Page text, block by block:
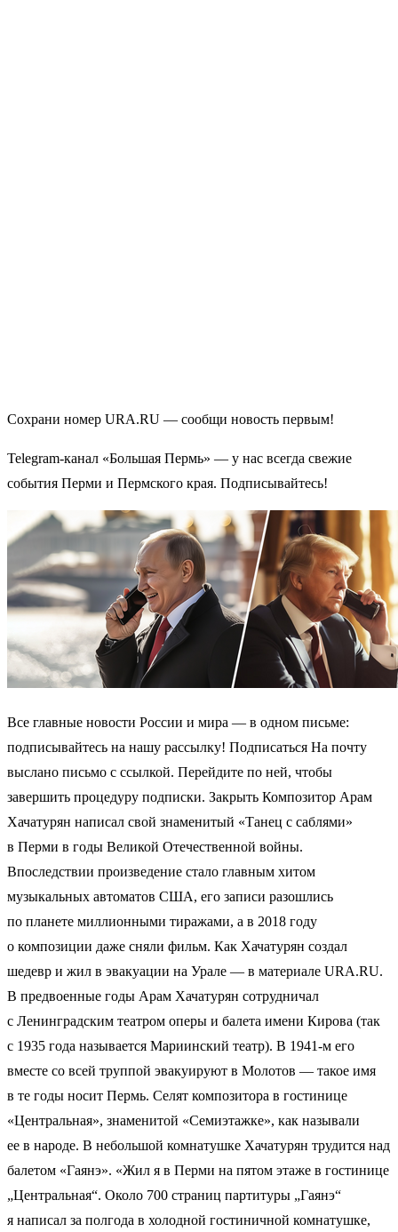
Сохрани номер URA.RU — сообщи новость первым!
Telegram-канал «Большая Пермь» — у нас всегда свежие
события Перми и Пермского края. Подписывайтесь!
Все главные новости России и мира — в одном письме:
подписывайтесь на нашу рассылку! Подписаться На почту
выслано письмо с ссылкой. Перейдите по ней, чтобы
завершить процедуру подписки. Закрыть Композитор Арам
Хачатурян написал свой знаменитый «Танец с саблями»
в Перми в годы Великой Отечественной войны.
Впоследствии произведение стало главным хитом
музыкальных автоматов США, его записи разошлись
по планете миллионными тиражами, а в 2018 году
о композиции даже сняли фильм. Как Хачатурян создал
шедевр и жил в эвакуации на Урале — в материале URA.RU.
В предвоенные годы Арам Хачатурян сотрудничал
с Ленинградским театром оперы и балета имени Кирова (так
с 1935 года называется Мариинский театр). В 1941-м его
вместе со всей труппой эвакуируют в Молотов — такое имя
в те годы носит Пермь. Селят композитора в гостинице
«Центральная», знаменитой «Семиэтажке», как называли
ее в народе. В небольшой комнатушке Хачатурян трудится над
балетом «Гаянэ». «Жил я в Перми на пятом этаже в гостинице
„Центральная“. Около 700 страниц партитуры „Гаянэ“
я написал за полгода в холодной гостиничной комнатушке,